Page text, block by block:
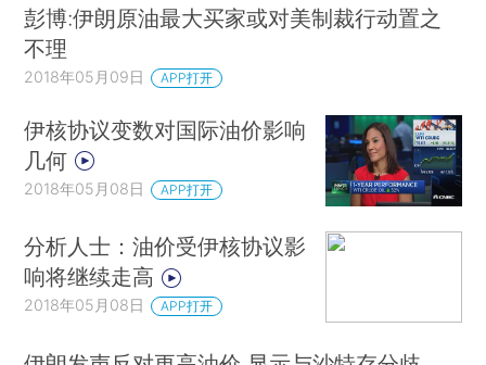
彭博:伊朗原油最大买家或对美制裁行动置之
不理
2018年05月09日 APP打开
伊核协议变数对国际油价影响
几何
2018年05月08日 APP打开
分析人士：油价受伊核协议影
响将继续走高
2018年05月08日 APP打开